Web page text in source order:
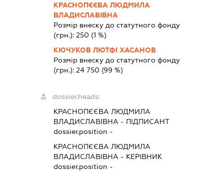
КРАСНОПЄЄВА ЛЮДМИЛА
ВЛАДИСЛАВІВНА
Розмір внеску до статутного фонду
(грн.):250 (1 %)
КЮЧУКОВ ЛЮТФІ ХАСАНОВ
Розмір внеску до статутного фонду
(грн.):24 750 (99 %)
dossier.heads:
КРАСНОПЄЄВА ЛЮДМИЛА
ВЛАДИСЛАВІВНА - ПІДПИСАНТ
dossier.position -
КРАСНОПЄЄВА ЛЮДМИЛА
ВЛАДИСЛАВІВНА - КЕРІВНИК
dossier.position -